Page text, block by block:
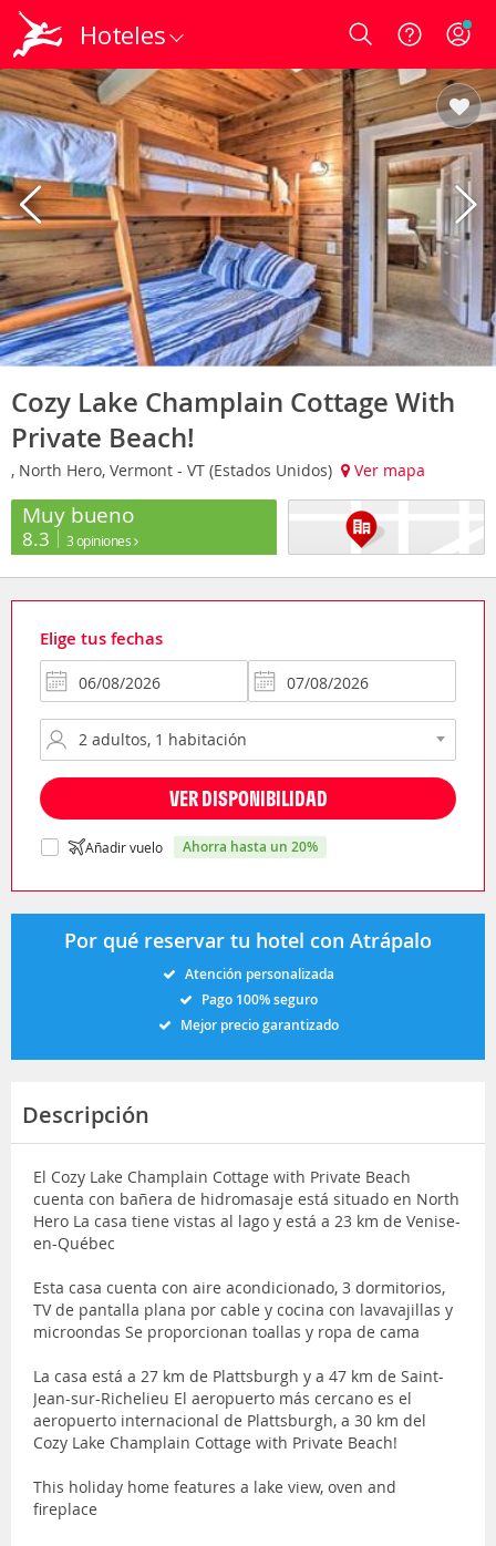
Hoteles Login
Cozy Lake Champlain Cottage With
Private Beach!
, North Hero, Vermont - VT (Estados Unidos) Ver mapa
Muy bueno
8.3 3 opiniones
Elige tus fechas
VER DISPONIBILIDAD
Añadir vuelo ahorra hasta un 20%
Por qué reservar tu hotel con Atrápalo
Atención personalizada
Pago 100% seguro
Mejor precio garantizado
Descripción
El Cozy Lake Champlain Cottage with Private Beach
cuenta con bañera de hidromasaje está situado en North
Hero La casa tiene vistas al lago y está a 23 km de Venise-
en-Québec
Esta casa cuenta con aire acondicionado, 3 dormitorios,
TV de pantalla plana por cable y cocina con lavavajillas y
microondas Se proporcionan toallas y ropa de cama
La casa está a 27 km de Plattsburgh y a 47 km de Saint-
Jean-sur-Richelieu El aeropuerto más cercano es el
aeropuerto internacional de Plattsburgh, a 30 km del
Cozy Lake Champlain Cottage with Private Beach!
This holiday home features a lake view, oven and
fireplace